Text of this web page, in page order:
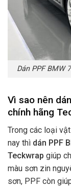
Dán PPF BMW
Vì sao nên
chính hãng
Trong các loại
nay thì dán PPF
Teckwrap giúp
màu sơn zin
sơn, PPF còn